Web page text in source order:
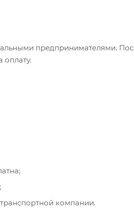
предпринимателями.
оплату.
компании.